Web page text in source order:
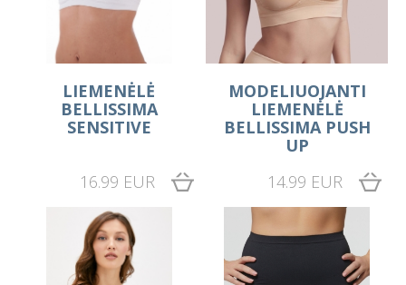
LIEMENĖLĖ
BELLISSIMA
SENSITIVE
16.99 EUR
MODELIUOJANTI
LIEMENĖLĖ
BELLISSIMA PUSH
UP
14.99 EUR